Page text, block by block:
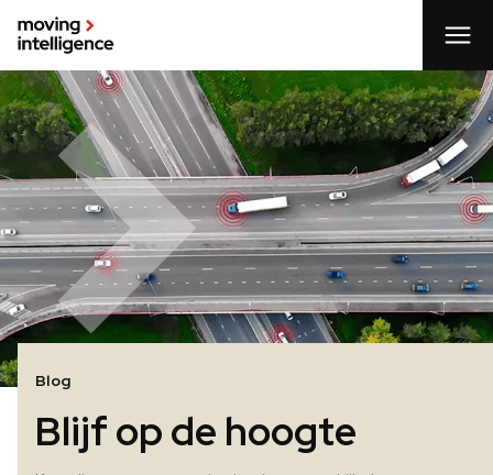
Blog
Blijf op de hoogte